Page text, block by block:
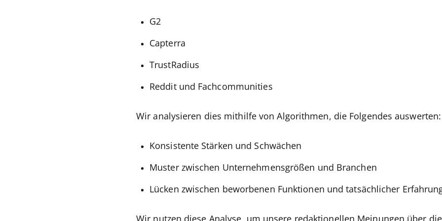
G2
Capterra
TrustRadius
Reddit und Fachcommunities
Wir analysieren dies mithilfe von Algorithmen, die Folgendes auswerten:
Konsistente Stärken und Schwächen
Muster zwischen Unternehmensgrößen und Branchen
Lücken zwischen beworbenen Funktionen und tatsächlicher
Wir nutzen diese Analyse, um unsere redaktionellen Meinungen über